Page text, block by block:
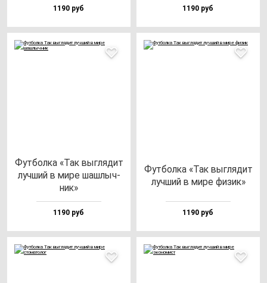
1190 руб 1190 руб
Фут­бол­ка «Так выг­ля­дит
луч­ший в ми­ре шаш­лыч­
ник»
1190 руб
Фут­бол­ка «Так выг­ля­дит
луч­ший в ми­ре фи­зик»
1190 руб